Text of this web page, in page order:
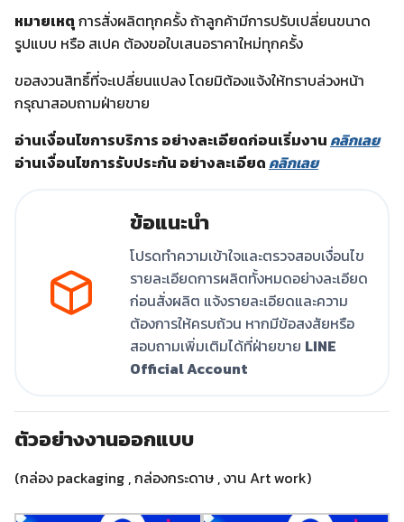
หมายเหตุการสั่งผลิตทุกครั้ง ถ้าลูกค้ามีการปรับเปลี่ยนขนาด
รูปแบบ หรือ สเปค ต้องขอใบเสนอราคาใหม่ทุกครั้ง
ขอสงวนสิทธิ์ที่จะเปลี่ยนแปลง โดยมิต้องแจ้งให้ทราบล่วงหน้า
กรุณาสอบถามฝ่ายขาย
อ่านเงื่อนไขการบริการ อย่างละเอียดก่อนเริ่มงานคลิกเลย
อ่านเงื่อนไขการรับประกัน อย่างละเอียดคลิกเลย
ข้อแนะนำ
โปรดทำความเข้าใจและตรวจสอบเงื่อนไข
รายละเอียดการผลิตทั้งหมดอย่างละเอียด
ก่อนสั่งผลิต แจ้งรายละเอียดและความ
ต้องการให้ครบถ้วน หากมีข้อสงสัยหรือ
สอบถามเพิ่มเติมได้ที่ฝ่ายขาย LINE
Official Account
ตัวอย่างงานออกแบบ
(กล่อง packaging , กล่องกระดาษ , งาน Art work)